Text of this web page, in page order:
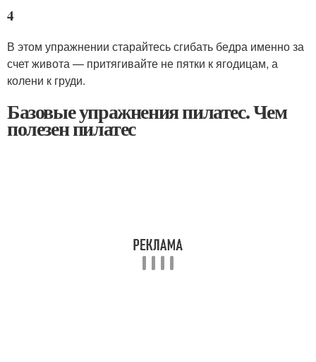
4
В этом упражнении старайтесь сгибать бедра именно за
счет живота — притягивайте не пятки к ягодицам, а
колени к груди.
Базовые упражнения пилатес. Чем
полезен пилатес